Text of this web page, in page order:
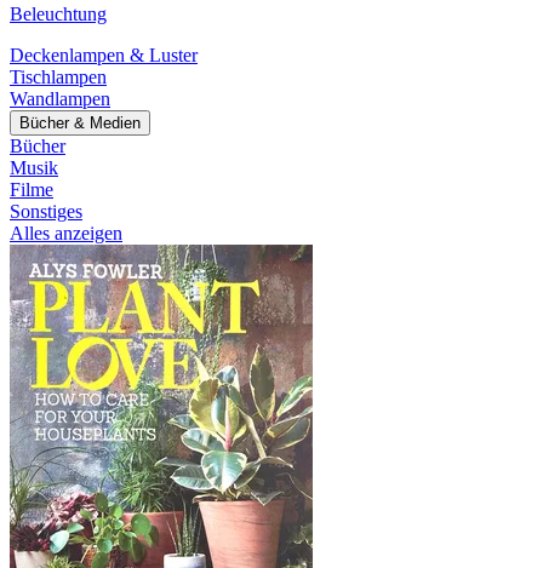
Beleuchtung
Deckenlampen & Luster
Tischlampen
Wandlampen
Bücher & Medien
Bücher
Musik
Filme
Sonstiges
Alles anzeigen